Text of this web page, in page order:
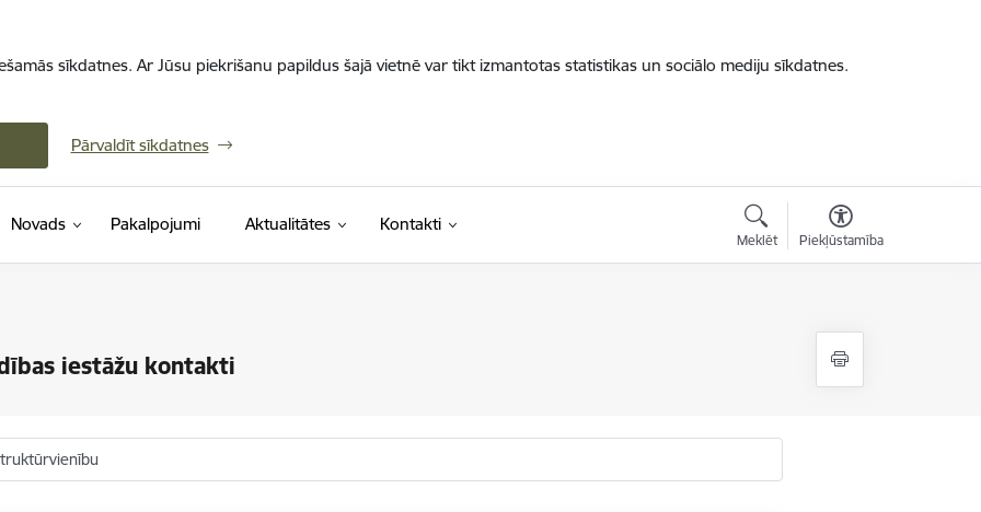
sīkdatnes. Ar Jūsu piekrišanu papildus šajā vietnē var tikt izmantotas statistikas un sociālo mediju sīkdatnes.
Pārvaldīt sīkdatnes
Novads Pakalpojumi Aktualitātes Kontakti
Meklēt Piekļūstamība
iestāžu kontakti